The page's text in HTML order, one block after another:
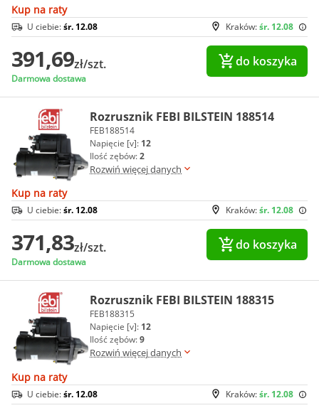
Kup na raty
Kraków:śr. 12.08
U ciebie:śr. 12.08
391,69zł/szt.
Darmowa dostawa
do koszyka
Rozrusznik FEBI BILSTEIN 188514
FEB188514
Napięcie [v]: 12
Ilość zębów:2
Rozwiń więcej danych
Kup na raty
Kraków:śr. 12.08
U ciebie:śr. 12.08
371,83zł/szt.
Darmowa dostawa
do koszyka
Rozrusznik FEBI BILSTEIN 188315
FEB188315
Napięcie [v]: 12
Ilość zębów:9
Rozwiń więcej danych
Kup na raty
Kraków:śr. 12.08
U ciebie:śr. 12.08